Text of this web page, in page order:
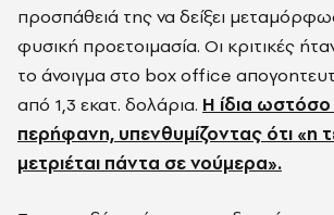
προσπάθειά της να δείξει
φυσική προετοιμασία. Οι κριτικές
το άνοιγμα στο box office
από 1,3 εκατ. δολάρια. Η ίδια
περήφανη, υπενθυμίζοντας ότι «η
μετριέται πάντα σε νούμερα».